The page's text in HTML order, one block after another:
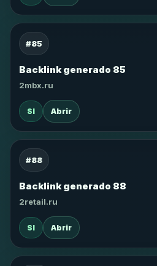
#85
Backlink generado 85
2mbx.ru
SI Abrir
#88
Backlink generado 88
2retail.ru
SI Abrir